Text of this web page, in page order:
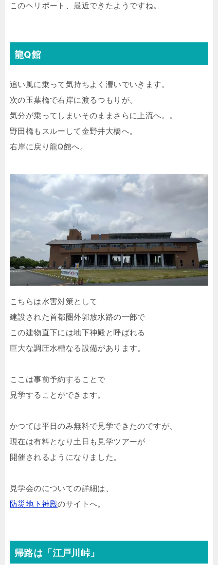
このヘリポート、最近できたようですね。
龍Q館
追い風に乗って気持ちよく漕いでいきます。
次の玉葉橋で右岸に渡るつもりが、
気分が乗ってしまいそのままさらに上流へ。。
野田橋もスルーして金野井大橋へ。
右岸に戻り龍Q館へ。
こちらは水害対策として
建設された首都圏外郭放水路の一部で
この建物直下には地下神殿と呼ばれる
巨大な調圧水槽なる設備があります。
ここは事前予約することで
見学することができます。
かつては平日のみ無料で見学できたのですが、
現在は有料となり土日も見学ツアーが
開催されるようになりました。
見学会のについての詳細は、
防災地下神殿のサイトへ。
帰路は「江戸川峠」